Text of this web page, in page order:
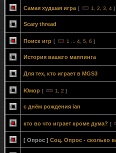
Самая худшая игра [ 1 2 3 4 ]
Scary thread
Поиск игр [ 1 4 5 6 ]
История вашего маппинга
Для тех, кто играет в MGS3
Юмор [ 1 2 ]
с днём рождения ian
кто во что играет кроме дума? [
[ Опрос ] Соц. Опрос - сколько